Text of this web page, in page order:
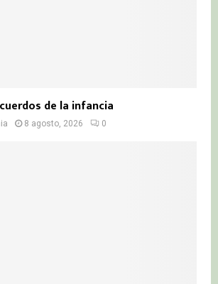
de la infancia
8 agosto, 2026 0